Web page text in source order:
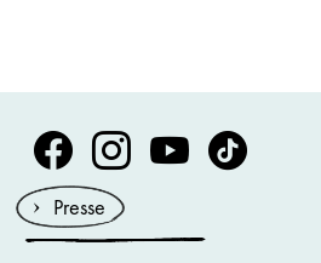
Volksoper Facebook
Volksoper Instagram
Volksoper Youtube
Volksoper TikTok
Presse